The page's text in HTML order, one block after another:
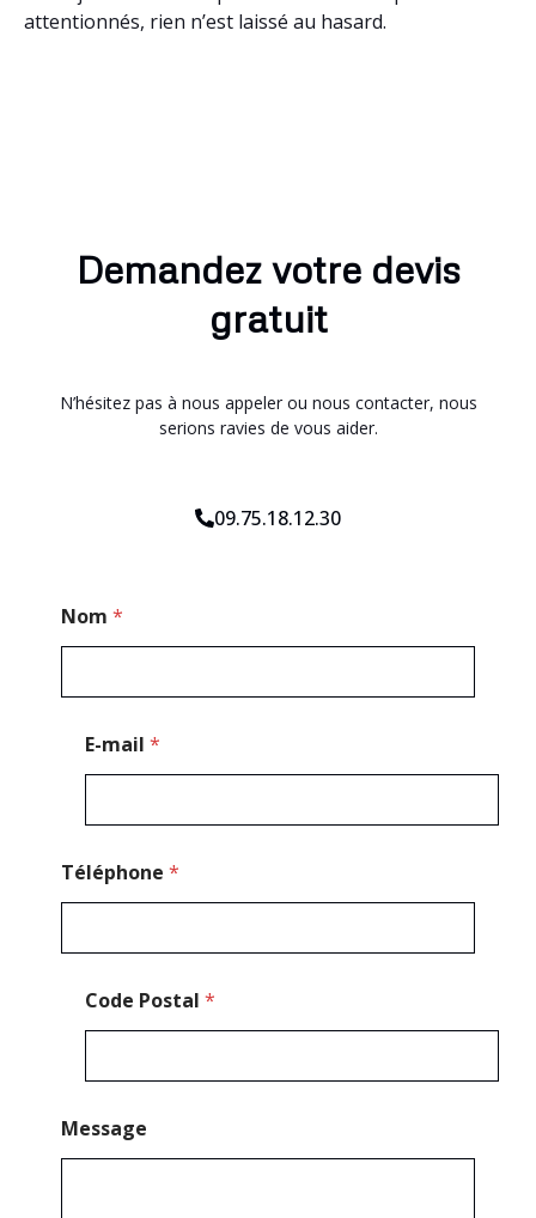
attentionnés, rien n’est laissé au hasard.
Demandez votre devis
gratuit
N’hésitez pas à nous appeler ou nous contacter, nous
serions ravies de vous aider.
09.75.18.12.30
Nom *
E-mail *
Téléphone *
Code Postal *
Message